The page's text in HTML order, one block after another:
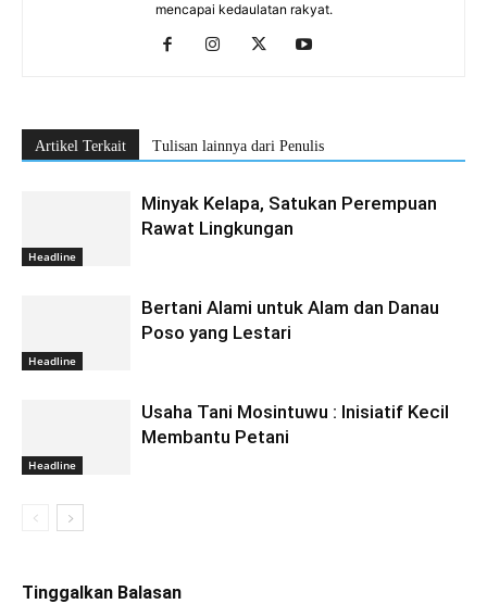
mencapai kedaulatan rakyat.
Artikel Terkait Tulisan lainnya dari Penulis
Headline
Minyak Kelapa, Satukan Perempuan
Rawat Lingkungan
Headline
Bertani Alami untuk Alam dan Danau
Poso yang Lestari
Headline
Usaha Tani Mosintuwu : Inisiatif Kecil
Membantu Petani
Tinggalkan Balasan